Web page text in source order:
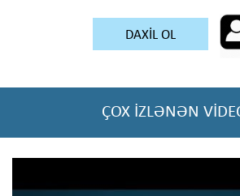
DAXİL OL
ÇOX İZLƏNƏN